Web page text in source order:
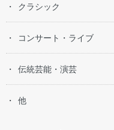
クラシック
コンサート・ライブ
伝統芸能・演芸
他